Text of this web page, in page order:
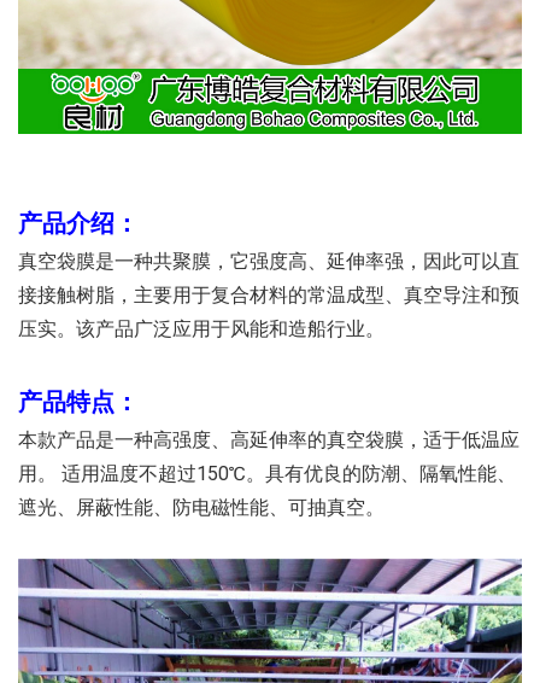
产品介绍：
真空袋膜是一种共聚膜，它强度高、延伸率强，因此可以直
接接触树脂，主要用于复合材料的常温成型、真空导注和预
压实。该产品广泛应用于风能和造船行业。
产品特点：
本款产品是一种高强度、高延伸率的真空袋膜，适于低温应
用。 适用温度不超过150℃。具有优良的防潮、隔氧性能、
遮光、屏蔽性能、防电磁性能、可抽真空。